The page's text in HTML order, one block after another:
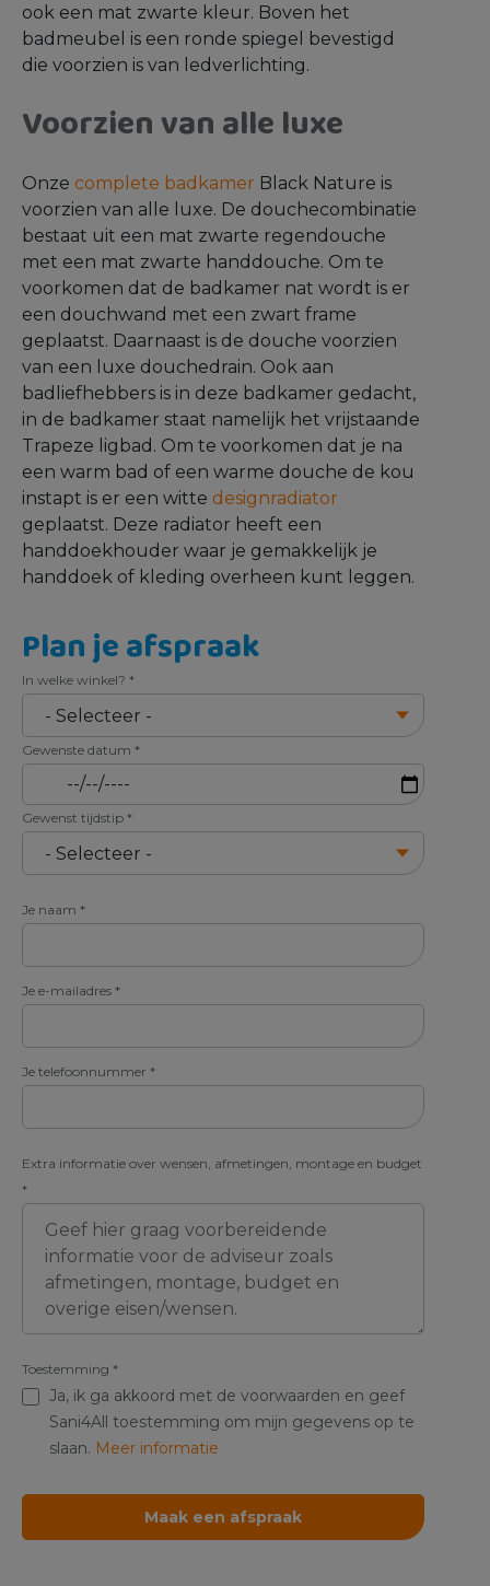
ook een mat zwarte kleur. Boven het
badmeubel is een ronde spiegel bevestigd
die voorzien is van ledverlichting.
Voorzien van alle luxe
Onze complete badkamer Black Nature is
voorzien van alle luxe. De douchecombinatie
bestaat uit een mat zwarte regendouche
met een mat zwarte handdouche. Om te
voorkomen dat de badkamer nat wordt is er
een douchwand met een zwart frame
geplaatst. Daarnaast is de douche voorzien
van een luxe douchedrain. Ook aan
badliefhebbers is in deze badkamer gedacht,
in de badkamer staat namelijk het vrijstaande
Trapeze ligbad. Om te voorkomen dat je na
een warm bad of een warme douche de kou
instapt is er een witte designradiator
geplaatst. Deze radiator heeft een
handdoekhouder waar je gemakkelijk je
handdoek of kleding overheen kunt leggen.
Plan je afspraak
In welke winkel? *
Gewenste datum *
Gewenst tijdstip *
Je naam *
Je e-mailadres *
Je telefoonnummer *
Extra informatie over wensen, afmetingen, montage en budget
*
Ja, ik ga akkoord met de voorwaarden en geef
Sani4All toestemming om mijn gegevens op te
slaan. Meer informatie
Toestemming *